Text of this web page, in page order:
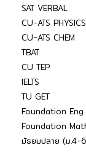
SAT VERBAL
CU-ATS PHYSICS
CU-ATS CHEM
TBAT
CU TEP
IELTS
TU GET
Foundation Eng
Foundation
มัธยมปลาย (ม.4-